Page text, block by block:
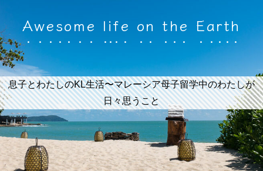
Awesome life on the Earth
息子とわたしのKL生活〜マレーシア母子留学中のわたしが
日々思うこと